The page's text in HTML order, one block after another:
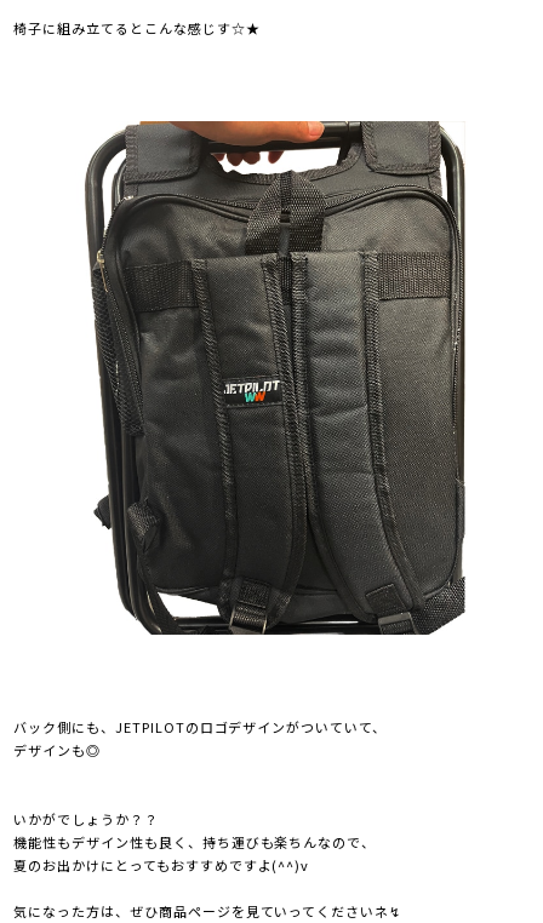
椅子に組み立てるとこんな感じす☆★
バック側にも、JETPILOTのロゴデザインがついていて、
デザインも◎
いかがでしょうか？？
機能性もデザイン性も良く、持ち運びも楽ちんなので、
夏のお出かけにとってもおすすめですよ(^^)v
気になった方は、ぜひ商品ページを見ていってくださいネ↯